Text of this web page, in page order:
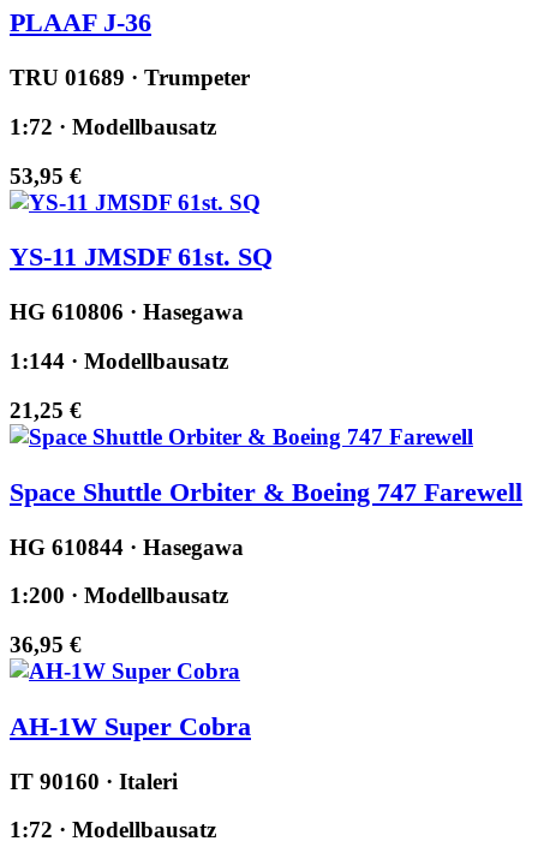
PLAAF J-36
TRU 01689 · Trumpeter
1:72 · Modellbausatz
53,95 €
YS-11 JMSDF 61st. SQ
HG 610806 · Hasegawa
1:144 · Modellbausatz
21,25 €
Space Shuttle Orbiter & Boeing 747 Farewell
HG 610844 · Hasegawa
1:200 · Modellbausatz
36,95 €
AH-1W Super Cobra
IT 90160 · Italeri
1:72 · Modellbausatz